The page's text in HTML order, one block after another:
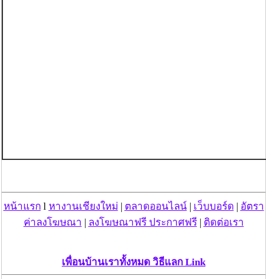
หน้าแรก l หางานเชียงใหม่ | ตลาดออนไลน์| เว็บบอร์ด | อัตรา
ค่าลงโฆษณา | ลงโฆษณาฟรี ประกาศฟรี| ติดต่อเรา
เพื่อนบ้านเราทั้งหมด วิธีแลก Link